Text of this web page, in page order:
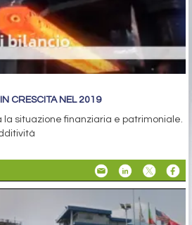
CRESCITA NEL 2019
la situazione finanziaria e patrimoniale.